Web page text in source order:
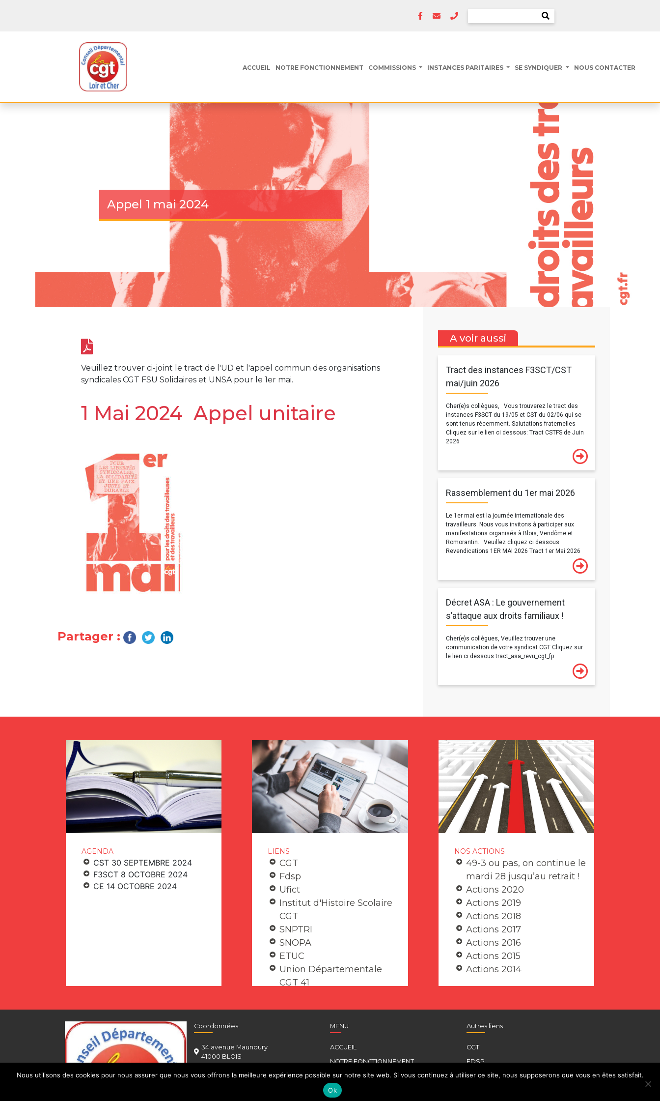
ACCUEIL NOTRE FONCTIONNEMENT COMMISSIONS INSTANCES PARITAIRES SE SYNDIQUER NOUS CONTACTER
Appel 1 mai 2024
Veuillez trouver ci-joint le tract de l'UD et l'appel commun des organisations
syndicales CGT FSU Solidaires et UNSA pour le 1er mai.
1 Mai 2024 Appel unitaire
Partager :
A voir aussi
Tract des instances F3SCT/CST
mai/juin 2026
Cher(e)s collègues, Vous trouverez le tract des
instances F3SCT du 19/05 et CST du 02/06 qui se
sont tenus récemment. Salutations fraternelles
Cliquez sur le lien ci dessous: Tract CSTFS de Juin
2026
Rassemblement du 1er mai 2026
Le 1er mai est la journée internationale des
travailleurs. Nous vous invitons à participer aux
manifestations organisés à Blois, Vendôme et
Romorantin. Veuillez cliquez ci dessous
Revendications 1ER MAI 2026 Tract 1er Mai 2026
Décret ASA : Le gouvernement
s’attaque aux droits familiaux !
Cher(e)s collègues, Veuillez trouver une
communication de votre syndicat CGT Cliquez sur
le lien ci dessous tract_asa_revu_cgt_fp
AGENDA
CST 30 SEPTEMBRE 2024
F3SCT 8 OCTOBRE 2024
CE 14 OCTOBRE 2024
LIENS
CGT
Fdsp
Ufict
Institut d'Histoire Scolaire
CGT
SNPTRI
SNOPA
ETUC
Union Départementale
CGT 41
NOS ACTIONS
49-3 ou pas, on continue le
mardi 28 jusqu’au retrait !
Actions 2020
Actions 2019
Actions 2018
Actions 2017
Actions 2016
Actions 2015
Actions 2014
Coordonnées
34 avenue Maunoury
41000 BLOIS
MENU
ACCUEIL
NOTRE FONCTIONNEMENT
COMMISSIONS
INSTANCES PARITAIRES
Autres liens
CGT
FDSP
UFICT
Nous utilisons des cookies pour nous assurer que nous vous offrons la meilleure expérience possible sur notre site web. Si vous continuez à utiliser ce site, nous supposerons que vous en êtes satisfait.
Ok